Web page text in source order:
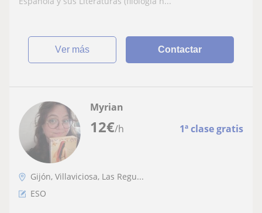
ver más Contactar
12€/h 1ª clase gratis
Myrian
Gijón, Villaviciosa, Las Regu...
ESO